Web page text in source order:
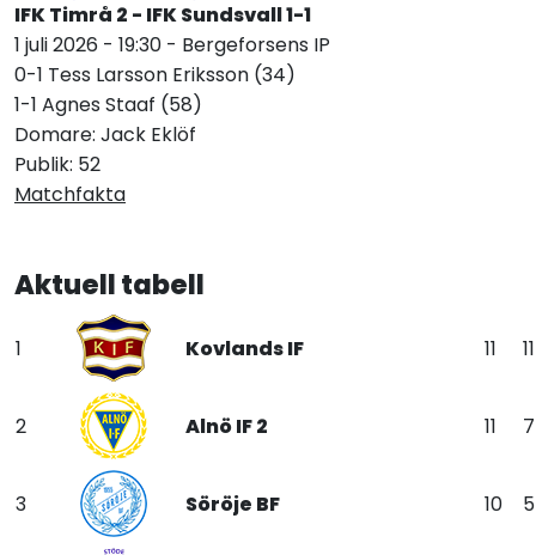
IFK Timrå 2 - IFK Sundsvall 1-1
1 juli 2026 - 19:30 - Bergeforsens IP
0-1 Tess Larsson Eriksson (34)
1-1 Agnes Staaf (58)
Domare: Jack Eklöf
Publik: 52
Matchfakta
Aktuell tabell
1 Kovlands IF 11 11
2 Alnö IF 2 11 7
3 Söröje BF 10 5